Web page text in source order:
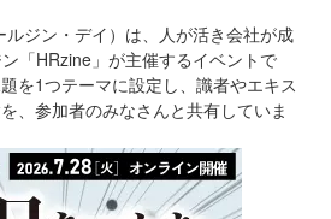
ジン・デイ）は、人が活き会社が成
「HRzine」が主催するイベントで
を1つテーマに設定し、識者やエキス
、参加者のみなさんと共有していま